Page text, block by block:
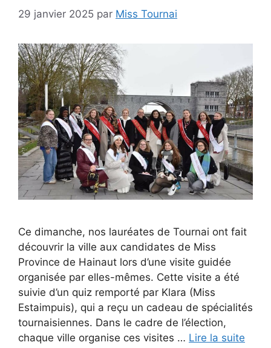
29 janvier 2025 par Miss Tournai
Ce dimanche, nos lauréates de Tournai ont fait
découvrir la ville aux candidates de Miss
Province de Hainaut lors d’une visite guidée
organisée par elles-mêmes. Cette visite a été
suivie d’un quiz remporté par Klara (Miss
Estaimpuis), qui a reçu un cadeau de spécialités
tournaisiennes. Dans le cadre de l’élection,
chaque ville organise ces visites … Lire la suite